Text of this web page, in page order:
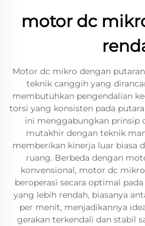
motor dc
Motor dc mikro dengan
teknik canggih yang
membutuhkan pengendalian
torsi yang konsisten pada
ini menggabungkan prinsip
mutakhir dengan teknik
memberikan kinerja luar biasa
ruang. Berbeda dengan
konvensional, motor dc
beroperasi secara optimal
yang lebih rendah, biasanya
per menit, menjadikannya
gerakan terkendali dan stabil